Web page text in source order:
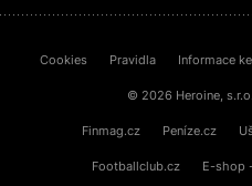
Cookies Pravidla Informace
© 2026 Heroine,
Finmag.cz Peníze.cz
Footballclub.cz E-shop